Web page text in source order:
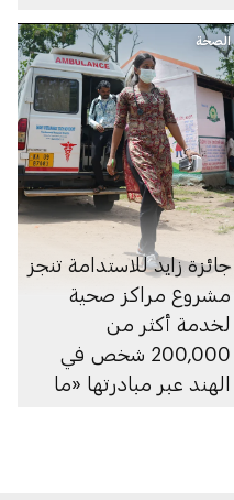
الصحة
جائزة زايد للاستدامة تنجز
مشروع مراكز صحية
لخدمة أكثر من
200,000 شخص في
الهند عبر مبادرتها «ما